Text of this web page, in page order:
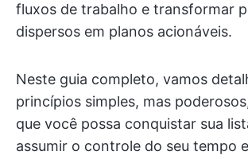
fluxos de trabalho e transformar
dispersos em planos acionáveis.
Neste guia completo, vamos
princípios simples, mas
que você possa conquistar sua
assumir o controle do seu tempo